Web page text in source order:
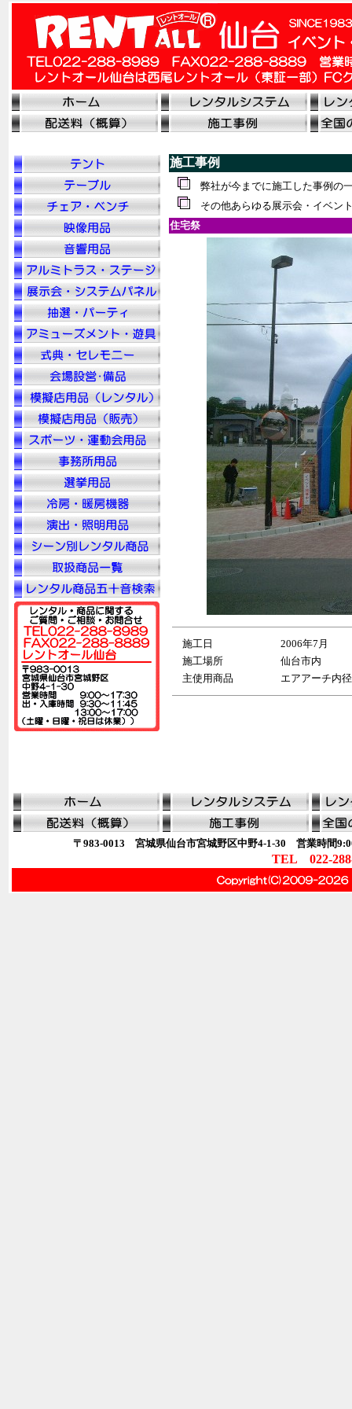
施工事例
弊社が今までに施工した事例
その他あらゆる展示会・イベン
住宅祭
施工日
2006年7月
施工場所
仙台市内
主使用商品
エアアーチ内
〒983-0013 宮城県仙台市宮城野区中野4-1-30 営業時間
TEL 022-